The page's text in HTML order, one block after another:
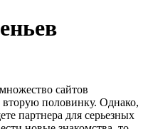
сайтов
половинку. Однако,
партнера для серьезных